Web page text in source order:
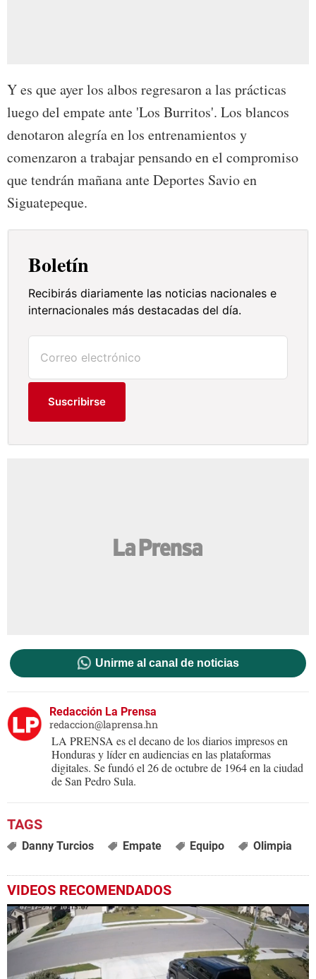
Y es que ayer los albos regresaron a las prácticas
luego del empate ante 'Los Burritos'. Los blancos
denotaron alegría en los entrenamientos y
comenzaron a trabajar pensando en el compromiso
que tendrán mañana ante Deportes Savio en
Siguatepeque.
Boletín
Recibirás diariamente las noticias nacionales e
internacionales más destacadas del día.
Suscribirse
Unirme al canal de noticias
Redacción La Prensa
redaccion@laprensa.hn
LA PRENSA es el decano de los diarios impresos en
Honduras y líder en audiencias en las plataformas
digitales. Se fundó el 26 de octubre de 1964 en la ciudad
de San Pedro Sula.
Danny Turcios Empate Equipo Olimpia
VIDEOS RECOMENDADOS